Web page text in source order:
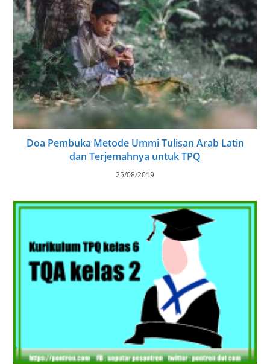
Doa Pembuka Metode Ummi Tulisan Arab Latin
dan Terjemahnya untuk TPQ
25/08/2019